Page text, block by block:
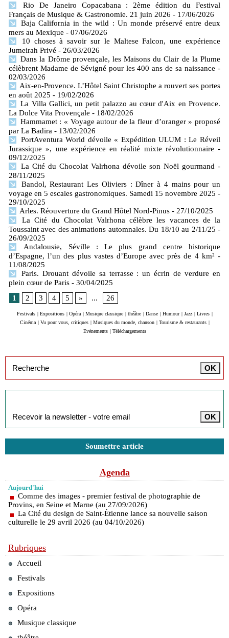
Rio De Janeiro Copacabana : 2ème édition du Festival
Français de Musique & Gastronomie. 21 juin 2026 - 17/06/2026
Baja California in the wild : Un monde préservé entre deux
mers​ au Mexique - 07/06/2026
10 choses à savoir sur le Maltese Falcon, une expérience
Jumeirah Privé - 26/03/2026
Dans la Drôme provençale, les Maisons du Clair de la Plume
célèbrent Madame de Sévigné pour les 400 ans de sa naissance -
02/03/2026
Aix-en-Provence. L’Hôtel Saint Christophe a rouvert ses portes
en août 2025 - 19/02/2026
La Villa Gallici, un petit palazzo au cœur d'Aix en Provence.
La Dolce Vita Provençale - 18/02/2026
Hammamet : « Voyage autour de la fleur d’oranger » proposé
par La Badira - 13/02/2026
PortAventura World dévoile « Expédition ULUM : Le Réveil
Jurassique », une expérience en réalité mixte révolutionnaire -
09/12/2025
La Cité du Chocolat Valrhona dévoile son Noël gourmand -
28/11/2025
Bandol, Restaurant Les Oliviers : Dîner à 4 mains pour un
voyage en 5 escales gastronomiques. Samedi 15 novembre 2025 -
29/10/2025
Arles. Réouverture du Grand Hôtel Nord-Pinus - 27/10/2025
La Cité du Chocolat Valrhona célèbre les vacances de la
Toussaint avec des animations automnales. Du 18/10 au 2/11/25 -
26/09/2025
Andalousie, Séville : Le plus grand centre historique
d’Espagne, l’un des plus vastes d’Europe avec près de 4 km² -
11/08/2025
Paris. Drouant dévoile sa terrasse : un écrin de verdure en
plein cœur de Paris - 30/04/2025
1
2 3 4 5 » ... 26
Festivals Expositions Opéra Musique classique théâtre Danse Humour Jazz Livres
Cinéma
Vu pour vous, critiques Musiques du monde, chanson Tourisme & restaurants
Evénements
Téléchargements
Soumettre article
Agenda
Aujourd'hui
Comme des images - premier festival de photographie de
Provins, en Seine et Marne (au 27/09/2026)
La Cité du design de Saint-Étienne lance sa nouvelle saison
culturelle le 29 avril 2026 (au 04/10/2026)
Rubriques
Accueil
Festivals
Expositions
Opéra
Musique classique